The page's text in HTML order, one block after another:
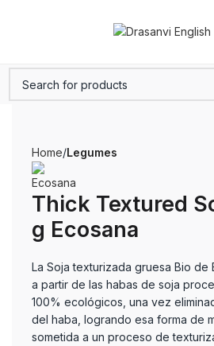
Home Legumes
Thick Textured
g Ecosana
La Soja texturizada gruesa Bio de
a partir de las habas de soja
100% ecológicos, una vez
del haba, logrando esa forma de
sometida a un proceso de